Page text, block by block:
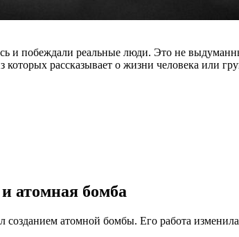
и побеждали реальные люди. Это не
рассказывает о жизни человека или
атомная бомба
атомной бомбы. Его работа